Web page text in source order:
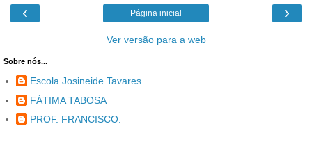
‹ ›
Página inicial
Ver versão para a web
Sobre nós...
Escola Josineide Tavares
FÁTIMA TABOSA
PROF. FRANCISCO.